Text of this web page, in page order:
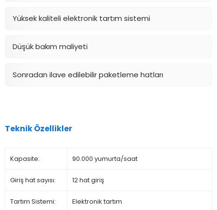
Yüksek kaliteli elektronik tartım sistemi
Düşük bakım maliyeti
Sonradan ilave edilebilir paketleme hatları
Teknik Özellikler
Kapasite: 90.000 yumurta/saat
Giriş hat sayısı: 12 hat giriş
Tartım Sistemi: Elektronik tartım